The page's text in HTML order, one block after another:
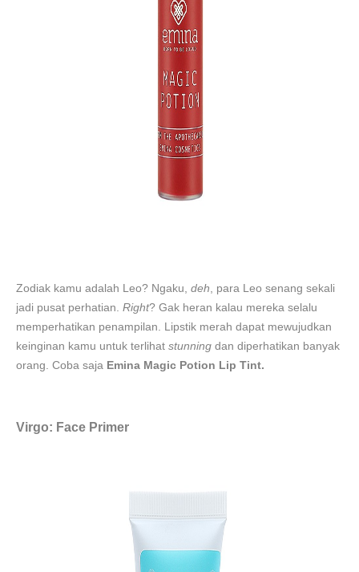
Zodiak kamu adalah Leo? Ngaku, deh , para Leo senang sekali
jadi pusat perhatian. Right? Gak heran kalau mereka selalu
memperhatikan penampilan. Lipstik merah dapat mewujudkan
keinginan kamu untuk terlihat stunning dan diperhatikan banyak
orang. Coba saja Emina Magic Potion Lip Tint.
Virgo: Face Primer